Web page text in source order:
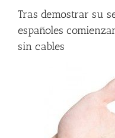
Tras demostrar su
españoles
sin cables